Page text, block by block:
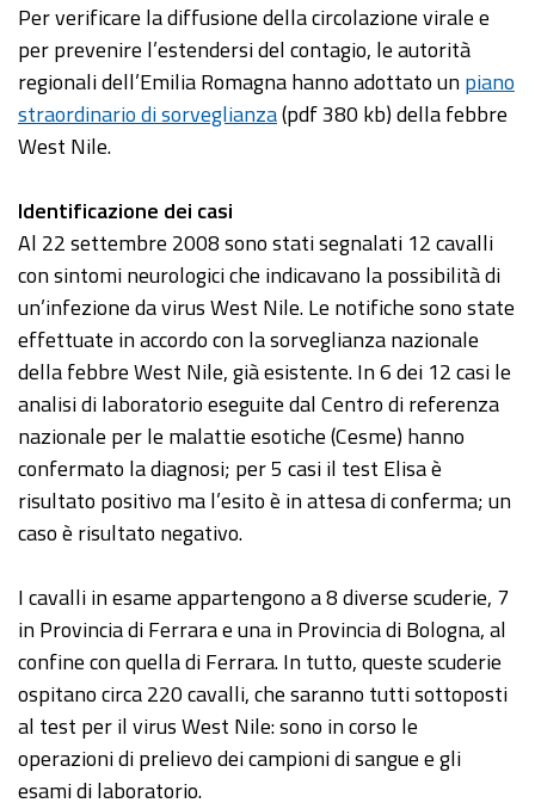
Per verificare la diffusione della circolazione virale e
per prevenire l’estendersi del contagio, le autorità
regionali dell’Emilia Romagna hanno adottato unpiano
straordinario di sorveglianza(pdf 380 kb) della febbre
West Nile.
Identificazione dei casi
Al 22 settembre 2008 sono stati segnalati 12 cavalli
con sintomi neurologici che indicavano la possibilità di
un’infezione da virus West Nile. Le notifiche sono state
effettuate in accordo con la sorveglianza nazionale
della febbre West Nile, già esistente. In 6 dei 12 casi le
analisi di laboratorio eseguite dal Centro di referenza
nazionale per le malattie esotiche (Cesme) hanno
confermato la diagnosi; per 5 casi il test Elisa è
risultato positivo ma l’esito è in attesa di conferma; un
caso è risultato negativo.
I cavalli in esame appartengono a 8 diverse scuderie, 7
in Provincia di Ferrara e una in Provincia di Bologna, al
confine con quella di Ferrara. In tutto, queste scuderie
ospitano circa 220 cavalli, che saranno tutti sottoposti
al test per il virus West Nile: sono in corso le
operazioni di prelievo dei campioni di sangue e gli
esami di laboratorio.